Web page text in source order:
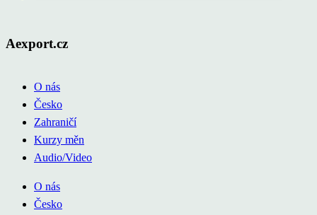
Aexport.cz
O nás
Česko
Zahraničí
Kurzy měn
Audio/Video
O nás
Česko